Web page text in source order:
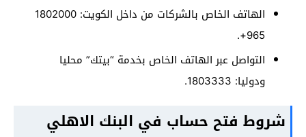
الهاتف الخاص بالشركات من داخل الكويت: 1802000
965+.
التواصل عبر الهاتف الخاص بخدمة “بيتك” محليا
ودوليا: 1803333.
شروط فتح حساب في البنك الاهلي